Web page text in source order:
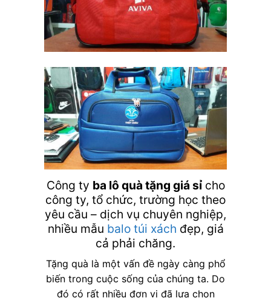
Công ty ba lô quà tặng giá sỉcho
công ty, tổ chức, trường học theo
yêu cầu – dịch vụ chuyên nghiệp,
nhiều mẫu balo túi xách đẹp, giá
cả phải chăng.
Tặng quà là một vấn đề ngày càng phổ
biến trong cuộc sống của chúng ta. Do
đó có rất nhiều đơn vị đã lựa chọn